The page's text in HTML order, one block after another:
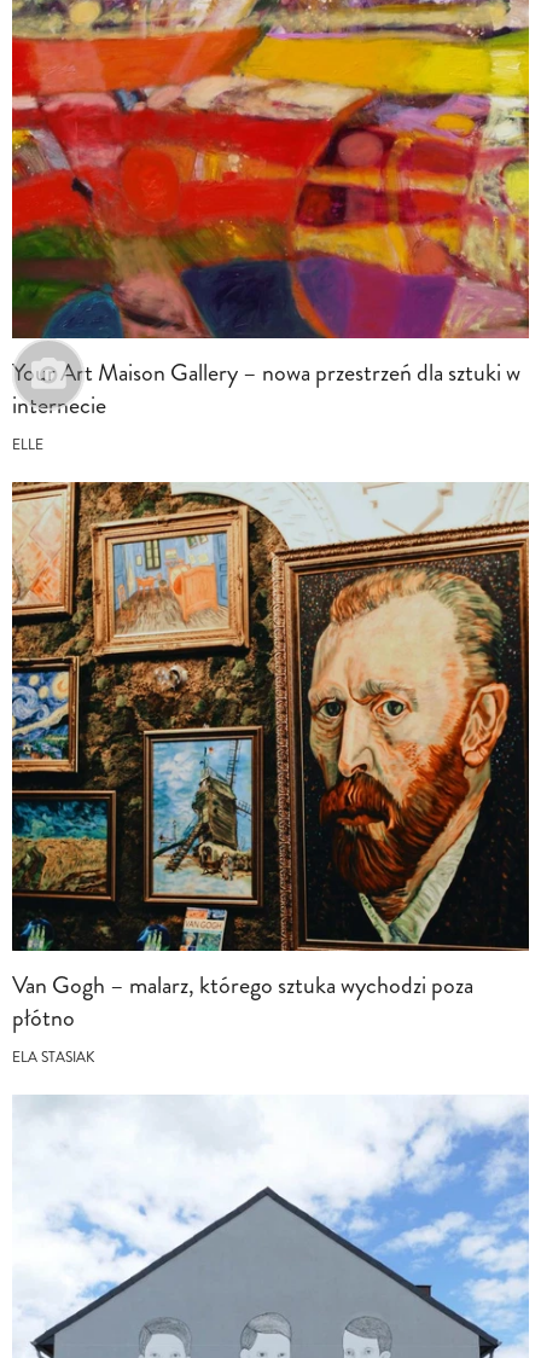
Your Art Maison Gallery – nowa przestrzeń dla sztuki w
internecie
ELLE
Van Gogh – malarz, którego sztuka wychodzi poza
płótno
ELA STASIAK